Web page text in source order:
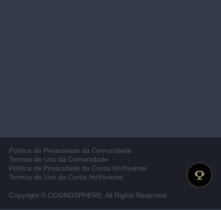
Política de Privacidade da Comunidade
Termos de Uso da Comunidade
Política de Privacidade da Conta HoYoverse
Termos de Uso da Conta HoYoverse
Copyright © COGNOSPHERE. All Rights Reserved.